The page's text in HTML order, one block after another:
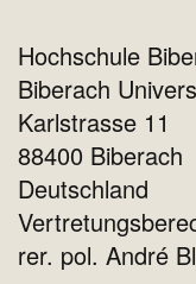
Hochschule
Biberach
Karlstrasse 11
88400 Biberach
Deutschland
rer. pol. André